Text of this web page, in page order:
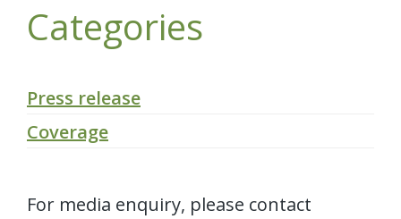
Categories
Press release
Coverage
For media enquiry, please contact